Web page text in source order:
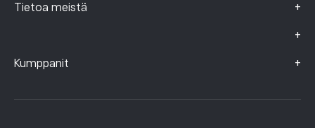
Tietoa meistä +
+
Kumppanit +